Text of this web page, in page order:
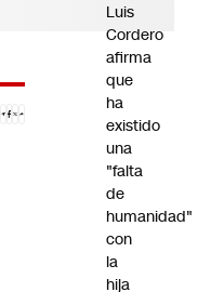
Luis
Cordero
afirma
que
ha
existido
una
"falta
de
humanidad"
con
la
hija